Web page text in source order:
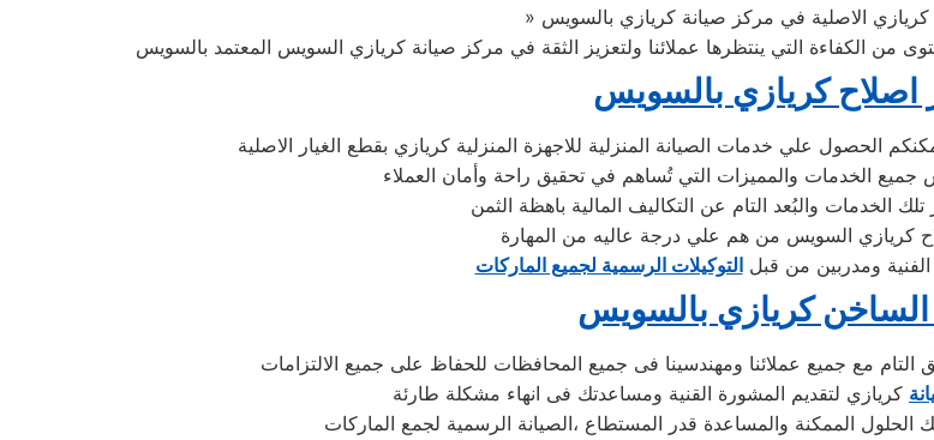
اصلاح كريازي بالسويس
الحصول علي خدمات الصيانة المنزلية للاجهزة المنزلية كريازي بقطع الغيار الاصلية
جميع الخدمات والمميزات التي تُساهم في تحقيق راحة وأمان العملاء
كريازي السويس من هم علي درجة عاليه من المهارة
الفنية ومدربين من قبلالتوكيلات الرسمية لجميع الماركات
الساخن كريازي بالسويس
مع جميع عملائنا ومهندسينا فى جميع المحافظات للحفاظ على جميع الالتزامات
كريازي لتقديم المشورة القنية ومساعدتك فى انهاء مشكلة طارئة
الممكنة والمساعدة قدر المستطاع ،الصيانة الرسمية لجمع الماركات